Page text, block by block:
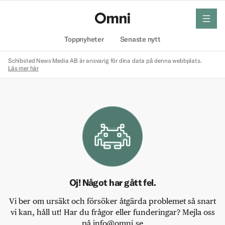
Toppnyheter Senaste nytt
meny
Schibsted News Media AB är ansvarig för dina data på denna webbplats.
Läs mer här
Oj! Något har gått fel.
Vi ber om ursäkt och försöker åtgärda problemet så snart
vi kan, håll ut! Har du frågor eller funderingar? Mejla oss